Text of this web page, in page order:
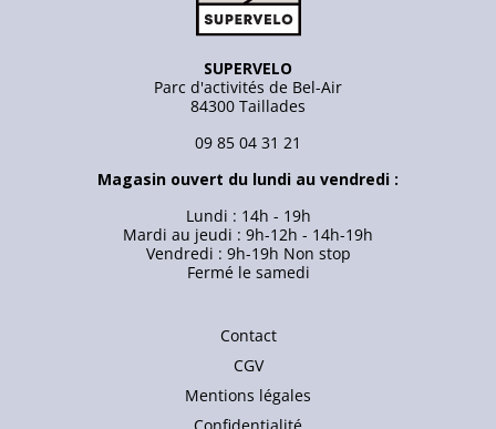
SUPERVELO
Parc d'activités de Bel-Air
84300 Taillades
09 85 04 31 21
Magasin ouvert du lundi au vendredi :
Lundi : 14h - 19h
Mardi au jeudi : 9h-12h - 14h-19h
Vendredi : 9h-19h Non stop
Fermé le samedi
Contact
CGV
Mentions légales